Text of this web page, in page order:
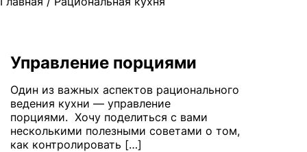
Управление порциями
Один из важных аспектов рационального
ведения кухни — управление
порциями. Хочу поделиться с вами
несколькими полезными советами о том,
как контролировать […]